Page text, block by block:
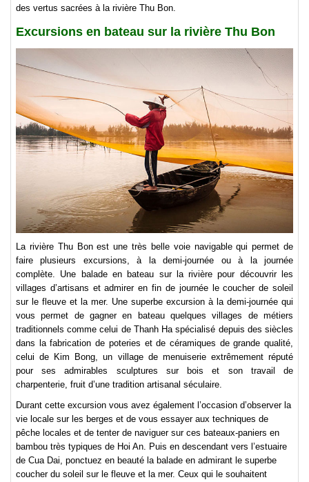
des vertus sacrées à la rivière Thu Bon.
Excursions en bateau sur la rivière Thu Bon
La rivière Thu Bon est une très belle voie navigable qui permet de
faire plusieurs excursions, à la demi-journée ou à la journée
complète. Une balade en bateau sur la rivière pour découvrir les
villages d’artisans et admirer en fin de journée le coucher de soleil
sur le fleuve et la mer. Une superbe excursion à la demi-journée qui
vous permet de gagner en bateau quelques villages de métiers
traditionnels comme celui de Thanh Ha spécialisé depuis des siècles
dans la fabrication de poteries et de céramiques de grande qualité,
celui de Kim Bong, un village de menuiserie extrêmement réputé
pour ses admirables sculptures sur bois et son travail de
charpenterie, fruit d’une tradition artisanal séculaire.
Durant cette excursion vous avez également l’occasion d’observer la
vie locale sur les berges et de vous essayer aux techniques de
pêche locales et de tenter de naviguer sur ces bateaux-paniers en
bambou très typiques de Hoi An. Puis en descendant vers l’estuaire
de Cua Dai, ponctuez en beauté la balade en admirant le superbe
coucher du soleil sur le fleuve et la mer. Ceux qui le souhaitent